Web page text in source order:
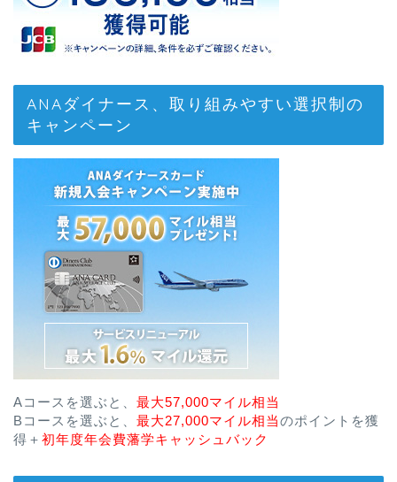
ANAダイナース、取り組みやすい選択制の
キャンペーン
Aコースを選ぶと、 最大57,000マイル相当
Bコースを選ぶと、 最大27,000マイル相当のポイントを獲
得＋ 初年度年会費藩学キャッシュバック